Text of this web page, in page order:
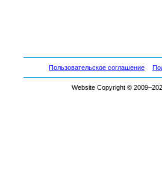
Пользовательское соглашение
Website Copyright ©